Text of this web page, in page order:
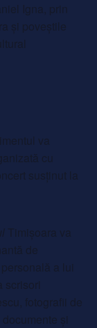
Igna, prin
și poveștile
va
cu
susținut la
Timișoara va
de
a lui
fotografii de
și